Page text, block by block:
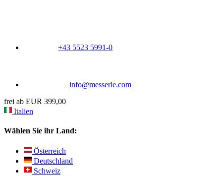
+43 5523 5991-0
info@messerle.com
frei ab EUR 399,00
Italien
Wählen Sie ihr Land:
Österreich
Deutschland
Schweiz